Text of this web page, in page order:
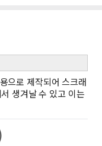
으로 제작되어 스크래
생겨날 수 있고 이는